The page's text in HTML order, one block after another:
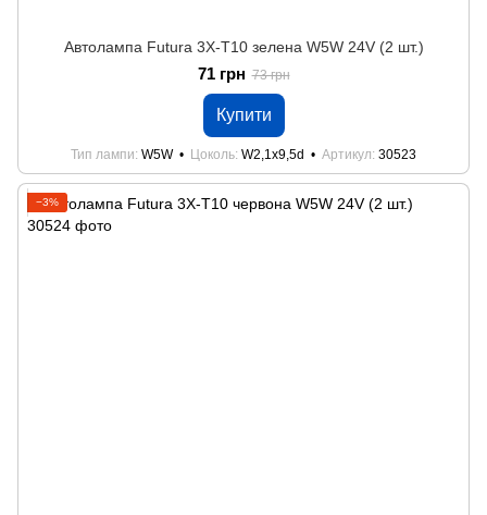
Автолампа Futura 3Х-Т10 зелена W5W 24V (2 шт.)
71 грн 73 грн
Купити
Тип лампи W5W Цоколь W2,1x9,5d Артикул 30523
−3%